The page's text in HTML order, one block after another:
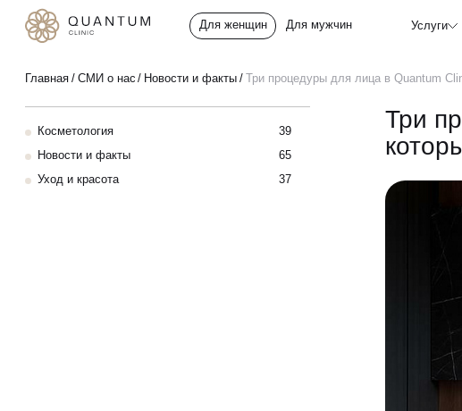
Для женщин Для мужчин Услуги
Услуги
Консультативный приём
Инъекционная косметология
Проблемы
Главная СМИ о нас Новости и факты Три процедуры для лица в Quantum
Косметология
39
Новости и факты
65
Уход и красота
37
Три